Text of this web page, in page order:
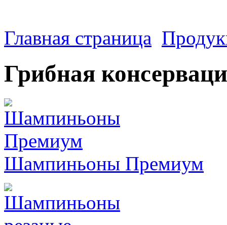
Главная страница
Грибная
Шампиньоны Премиум